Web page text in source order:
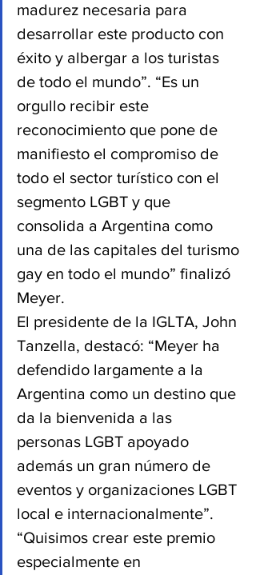
madurez necesaria para
desarrollar este producto con
éxito y albergar a los turistas
de todo el mundo”. “Es un
orgullo recibir este
reconocimiento que pone de
manifiesto el compromiso de
todo el sector turístico con el
segmento LGBT y que
consolida a Argentina como
una de las capitales del turismo
gay en todo el mundo” finalizó
Meyer.
El presidente de la IGLTA, John
Tanzella, destacó: “Meyer ha
defendido largamente a la
Argentina como un destino que
da la bienvenida a las
personas LGBT apoyado
además un gran número de
eventos y organizaciones LGBT
local e internacionalmente”.
“Quisimos crear este premio
especialmente en